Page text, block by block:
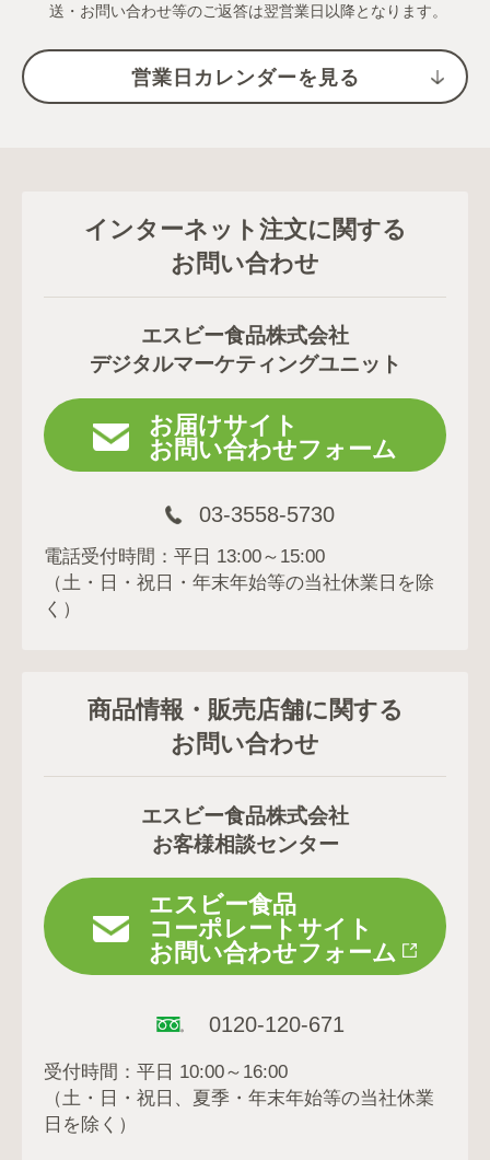
送・お問い合わせ等のご返答は翌営業日以降となります。
営業日カレンダーを見る
インターネット注文に関する
お問い合わせ
エスビー食品株式会社
デジタルマーケティングユニット
お届けサイト
お問い合わせフォーム
03-3558-5730
電話受付時間：平日 13:00～15:00
（土・日・祝日・年末年始等の当社休業日を除
く）
商品情報・販売店舗に関する
お問い合わせ
エスビー食品株式会社
お客様相談センター
エスビー食品
コーポレートサイト
お問い合わせフォーム
0120-120-671
受付時間：平日 10:00～16:00
（土・日・祝日、夏季・年末年始等の当社休業
日を除く）